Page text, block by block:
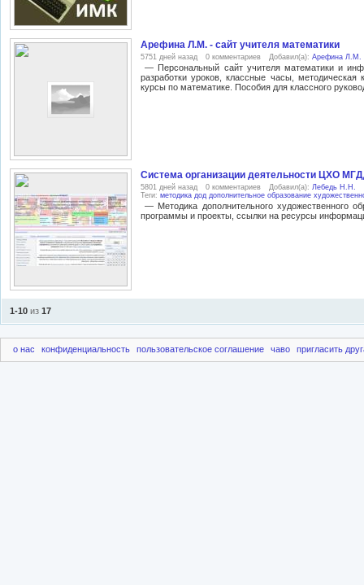
Арефина Л.М. - сайт учителя математики
5751 дней назад 0 комментариев Добавил(а): Арефина Л.М.
— Персональный сайт учителя математики и
разработки уроков, классные часы,
курсы по математике. Пособия для классного
Система организации деятельности ЦХО
5801 дней назад 0 комментариев Добавил(а): Лебедь Н.Н.
Теги: методика дод дополнительное образование
— Методика дополнительного художественного
программы и проекты, ссылки на ресурсы
1-10 из 17
о нас конфиденциальность пользовательское соглашение чаво пригласить